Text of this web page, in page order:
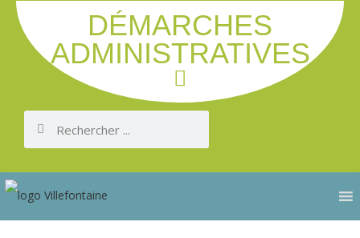
DÉMARCHES
ADMINISTRATIVES